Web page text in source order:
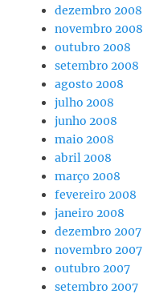
dezembro 2008
novembro 2008
outubro 2008
setembro 2008
agosto 2008
julho 2008
junho 2008
maio 2008
abril 2008
março 2008
fevereiro 2008
janeiro 2008
dezembro 2007
novembro 2007
outubro 2007
setembro 2007